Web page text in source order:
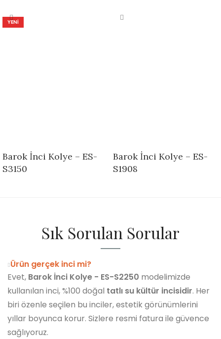
YENI
Barok İnci Kolye – ES-
S3150
Barok İnci Kolye – ES-
S1908
Sık Sorulan Sorular
Ürün gerçek inci mi?
Evet, Barok İnci Kolye - ES-S2250 modelimizde
kullanılan inci, %100 doğal tatlı su kültür incisidir. Her
biri özenle seçilen bu inciler, estetik görünümlerini
yıllar boyunca korur. Sizlere resmi fatura ile güvence
sağlıyoruz.